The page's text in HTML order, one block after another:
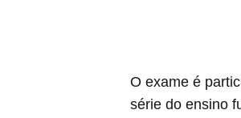
O exame é
série do ensino